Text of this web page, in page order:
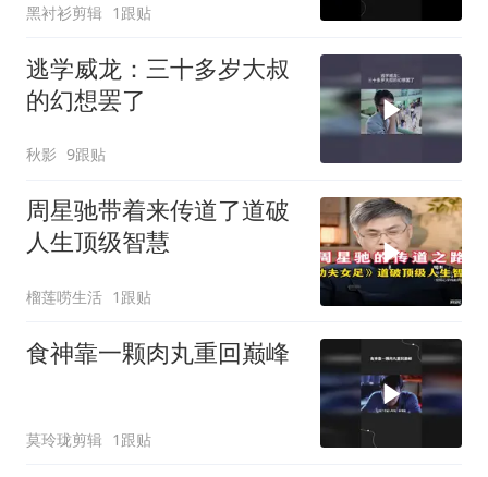
黑衬衫剪辑 1跟贴
逃学威龙：三十多岁大叔
的幻想罢了
秋影 9跟贴
周星驰带着来传道了道破
人生顶级智慧
榴莲唠生活 1跟贴
食神靠一颗肉丸重回巅峰
莫玲珑剪辑 1跟贴